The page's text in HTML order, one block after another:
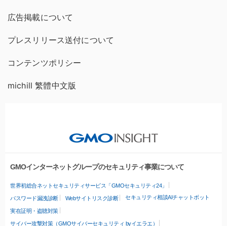
広告掲載について
プレスリリース送付について
コンテンツポリシー
michill 繁體中文版
GMOインターネットグループのセキュリティ事業について
世界初総合ネットセキュリティサービス「GMOセキュリティ24」
パスワード漏洩診断 Webサイトリスク診断 セキュリティ相談AIチャットボット
実在証明・盗聴対策
サイバー攻撃対策（GMOサイバーセキュリティ byイエラエ）